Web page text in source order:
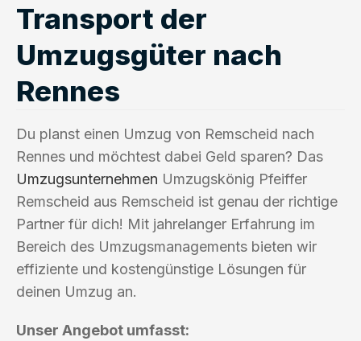
Transport der
Umzugsgüter nach
Rennes
Du planst einen Umzug von Remscheid nach
Rennes und möchtest dabei Geld sparen? Das
Umzugsunternehmen Umzugskönig Pfeiffer
Remscheid aus Remscheid ist genau der richtige
Partner für dich! Mit jahrelanger Erfahrung im
Bereich des Umzugsmanagements bieten wir
effiziente und kostengünstige Lösungen für
deinen Umzug an.
Unser Angebot umfasst: